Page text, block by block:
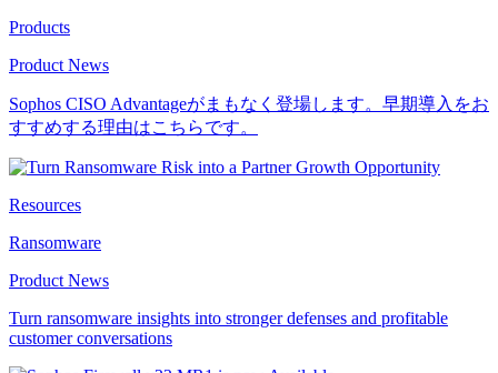
Products
Product News
Sophos CISO Advantageがまもなく登場します。早期導入をお
すすめする理由はこちらです。
Resources
Ransomware
Product News
Turn ransomware insights into stronger defenses and profitable
customer conversations